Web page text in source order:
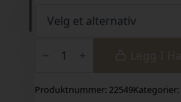
Produktnummer: 22549Kategorier: